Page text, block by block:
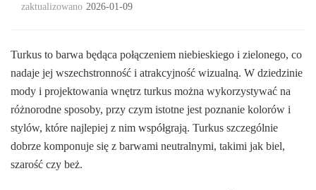
zaktualizowano 2026-01-09
Turkus to barwa będąca połączeniem niebieskiego i zielonego, co
nadaje jej wszechstronność i atrakcyjność wizualną. W dziedzinie
mody i projektowania wnętrz turkus można wykorzystywać na
różnorodne sposoby, przy czym istotne jest poznanie kolorów i
stylów, które najlepiej z nim współgrają. Turkus szczególnie
dobrze komponuje się z barwami neutralnymi, takimi jak biel,
szarość czy beż.